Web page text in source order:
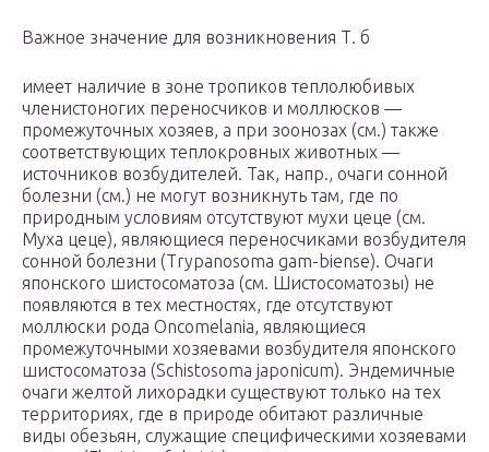
Важное значение для возникновения Т. б
имеет наличие в зоне тропиков теплолюбивых
членистоногих переносчиков и моллюсков —
промежуточных хозяев, а при зоонозах (см.) также
соответствующих теплокровных животных —
источников возбудителей. Так, напр., очаги сонной
болезни (см.) не могут возникнуть там, где по
природным условиям отсутствуют мухи цеце (см.
Муха цеце), являющиеся переносчиками возбудителя
сонной болезни (Trypanosoma gam-biense). Очаги
японского шистосоматоза (см. Шистосоматозы) не
появляются в тех местностях, где отсутствуют
моллюски рода Oncomelania, являющиеся
промежуточными хозяевами возбудителя японского
шистосоматоза (Schistosoma japonicum). Эндемичные
очаги желтой лихорадки существуют только на тех
территориях, где в природе обитают различные
виды обезьян, служащие специфическими хозяевами